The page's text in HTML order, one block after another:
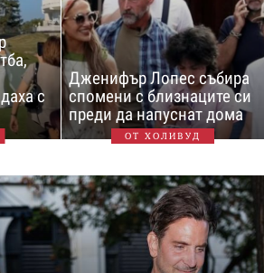
с
Дженифър Лопес събира
спомени с близнаците си
преди да напуснат дома
ОТ ХОЛИВУД